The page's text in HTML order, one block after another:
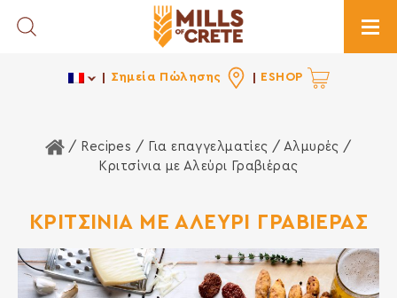
Toggle Search
Σημεία Πώλησης ESHOP
Home
/ Recipes / Για επαγγελματίες / Αλμυρές /
Κριτσίνια με Αλεύρι Γραβιέρας
ΚΡΙΤΣΙΝΙΑ ΜΕ ΑΛΕΥΡΙ ΓΡΑΒΙΕΡΑΣ